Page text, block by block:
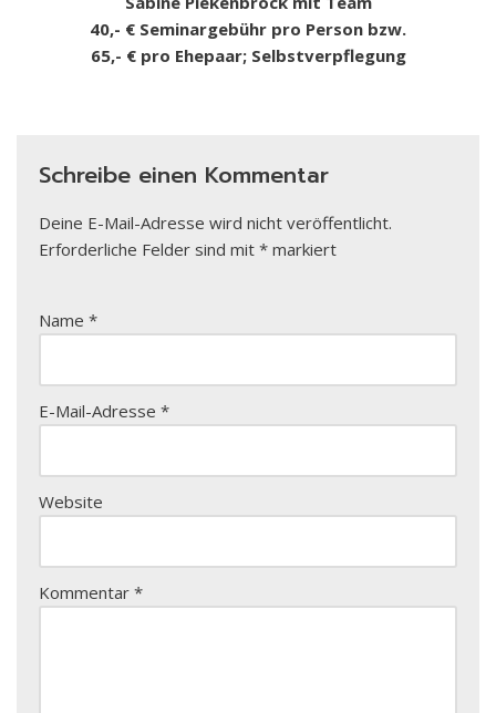
40,- € Seminargebühr pro Person bzw.
65,- € pro Ehepaar; Selbstverpflegung
Schreibe einen Kommentar
Deine E-Mail-Adresse wird nicht veröffentlicht.
Erforderliche Felder sind mit * markiert
Name *
E-Mail-Adresse *
Website
Kommentar *